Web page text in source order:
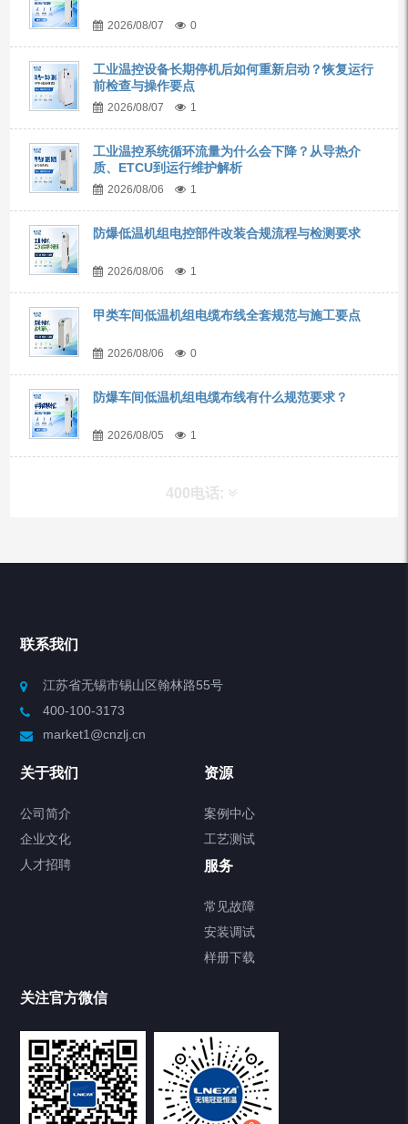
2026/08/07 0
工业温控设备长期停机后如何重新启动？恢复运行
前检查与操作要点
2026/08/07 1
工业温控系统循环流量为什么会下降？从导热介
质、ETCU到运行维护解析
2026/08/06 1
防爆低温机组电控部件改装合规流程与检测要求
2026/08/06 1
甲类车间低温机组电缆布线全套规范与施工要点
2026/08/06 0
防爆车间低温机组电缆布线有什么规范要求？
2026/08/05 1
400电话:
制冷加热动态控温系统
Chiller气体控温系统
Chamber试验箱
TCU温度控制单元
VOCs冷凝回收装置
联系我们
江苏省无锡市锡山区翰林路55号
400-100-3173
market1@cnzlj.cn
关于我们
公司简介
企业文化
人才招聘
资源
案例中心
工艺测试
服务
常见故障
安装调试
样册下载
关注官方微信